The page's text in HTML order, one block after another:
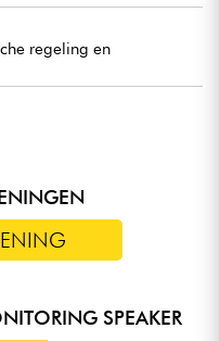
regeling en
SPEAKER